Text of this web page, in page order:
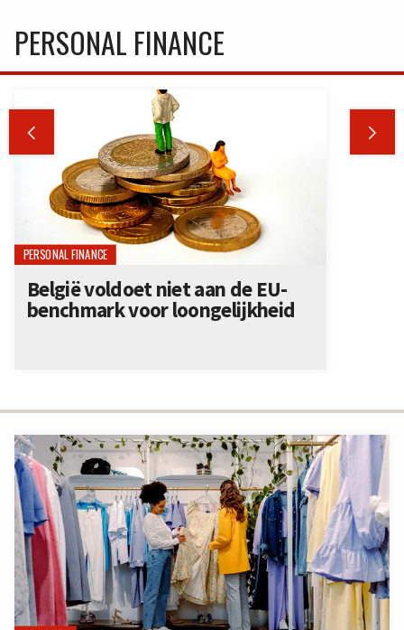
PERSONAL FINANCE
 
PERSONAL FINANCE
België voldoet niet aan de EU-
benchmark voor loongelijkheid